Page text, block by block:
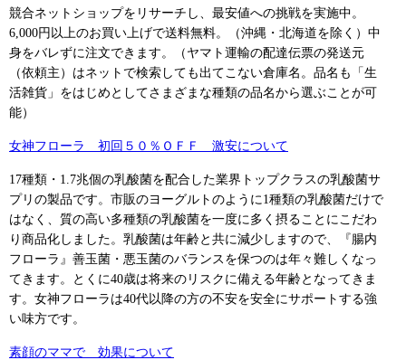
競合ネットショップをリサーチし、最安値への挑戦を実施中。
6,000円以上のお買い上げで送料無料。（沖縄・北海道を除く）中
身をバレずに注文できます。（ヤマト運輸の配達伝票の発送元
（依頼主）はネットで検索しても出てこない倉庫名。品名も「生
活雑貨」をはじめとしてさまざまな種類の品名から選ぶことが可
能）
女神フローラ 初回５０％ＯＦＦ 激安について
17種類・1.7兆個の乳酸菌を配合した業界トップクラスの乳酸菌サ
プリの製品です。市販のヨーグルトのように1種類の乳酸菌だけで
はなく、質の高い多種類の乳酸菌を一度に多く摂ることにこだわ
り商品化しました。乳酸菌は年齢と共に減少しますので、『腸内
フローラ』善玉菌・悪玉菌のバランスを保つのは年々難しくなっ
てきます。とくに40歳は将来のリスクに備える年齢となってきま
す。女神フローラは40代以降の方の不安を安全にサポートする強
い味方です。
素顔のママで 効果について